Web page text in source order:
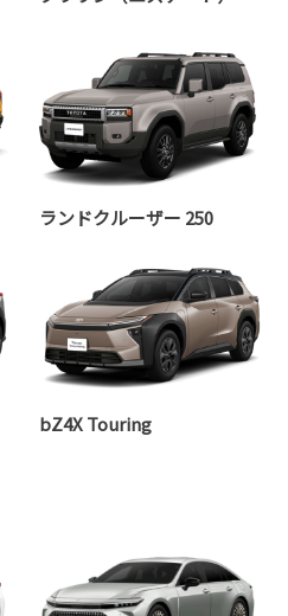
ランドクルーザー 250
bZ4X Touring